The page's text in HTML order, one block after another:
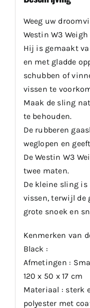
Weeg uw
Westin W3
Hij is gemaakt
en met gladde
schubben of
vissen te
Maak de sling
te behouden.
De rubberen
weglopen en
De Westin W3
twee maten.
De kleine sling
vissen, terwijl de
grote snoek en
Kenmerken van
Black :
Afmetingen :
120 x 50 x 17 cm
Materiaal : sterk
polyester met